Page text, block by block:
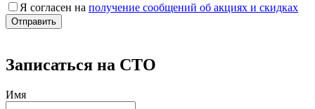
Я согласен на получение сообщений об акциях и скидках
Записаться на СТО
Имя